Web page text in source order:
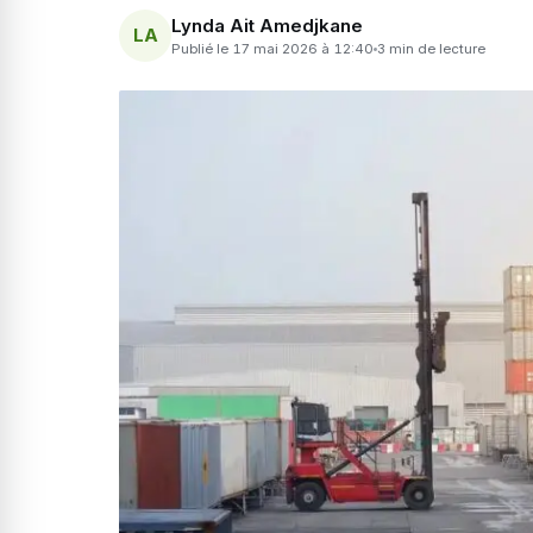
LA Lynda Ait Amedjkane
Publié le 17 mai 2026 à 12:40 3 min de lecture